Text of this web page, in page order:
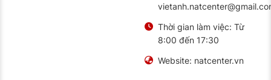
Thời gian làm việc: Từ
8:00 đến 17:30
Website: natcenter.vn